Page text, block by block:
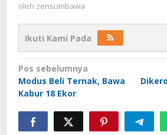
oleh zensumbawa
Ikuti Kami Pada
Navigasi
pos
Pos sebelumnya
Modus Beli Ternak, Bawa
Kabur 18 Ekor